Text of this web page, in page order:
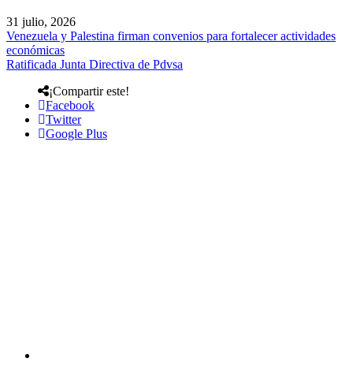
31 julio, 2026
Venezuela y Palestina firman convenios para fortalecer actividades
económicas
Ratificada Junta Directiva de Pdvsa
¡Compartir este!
Facebook
Twitter
Google Plus